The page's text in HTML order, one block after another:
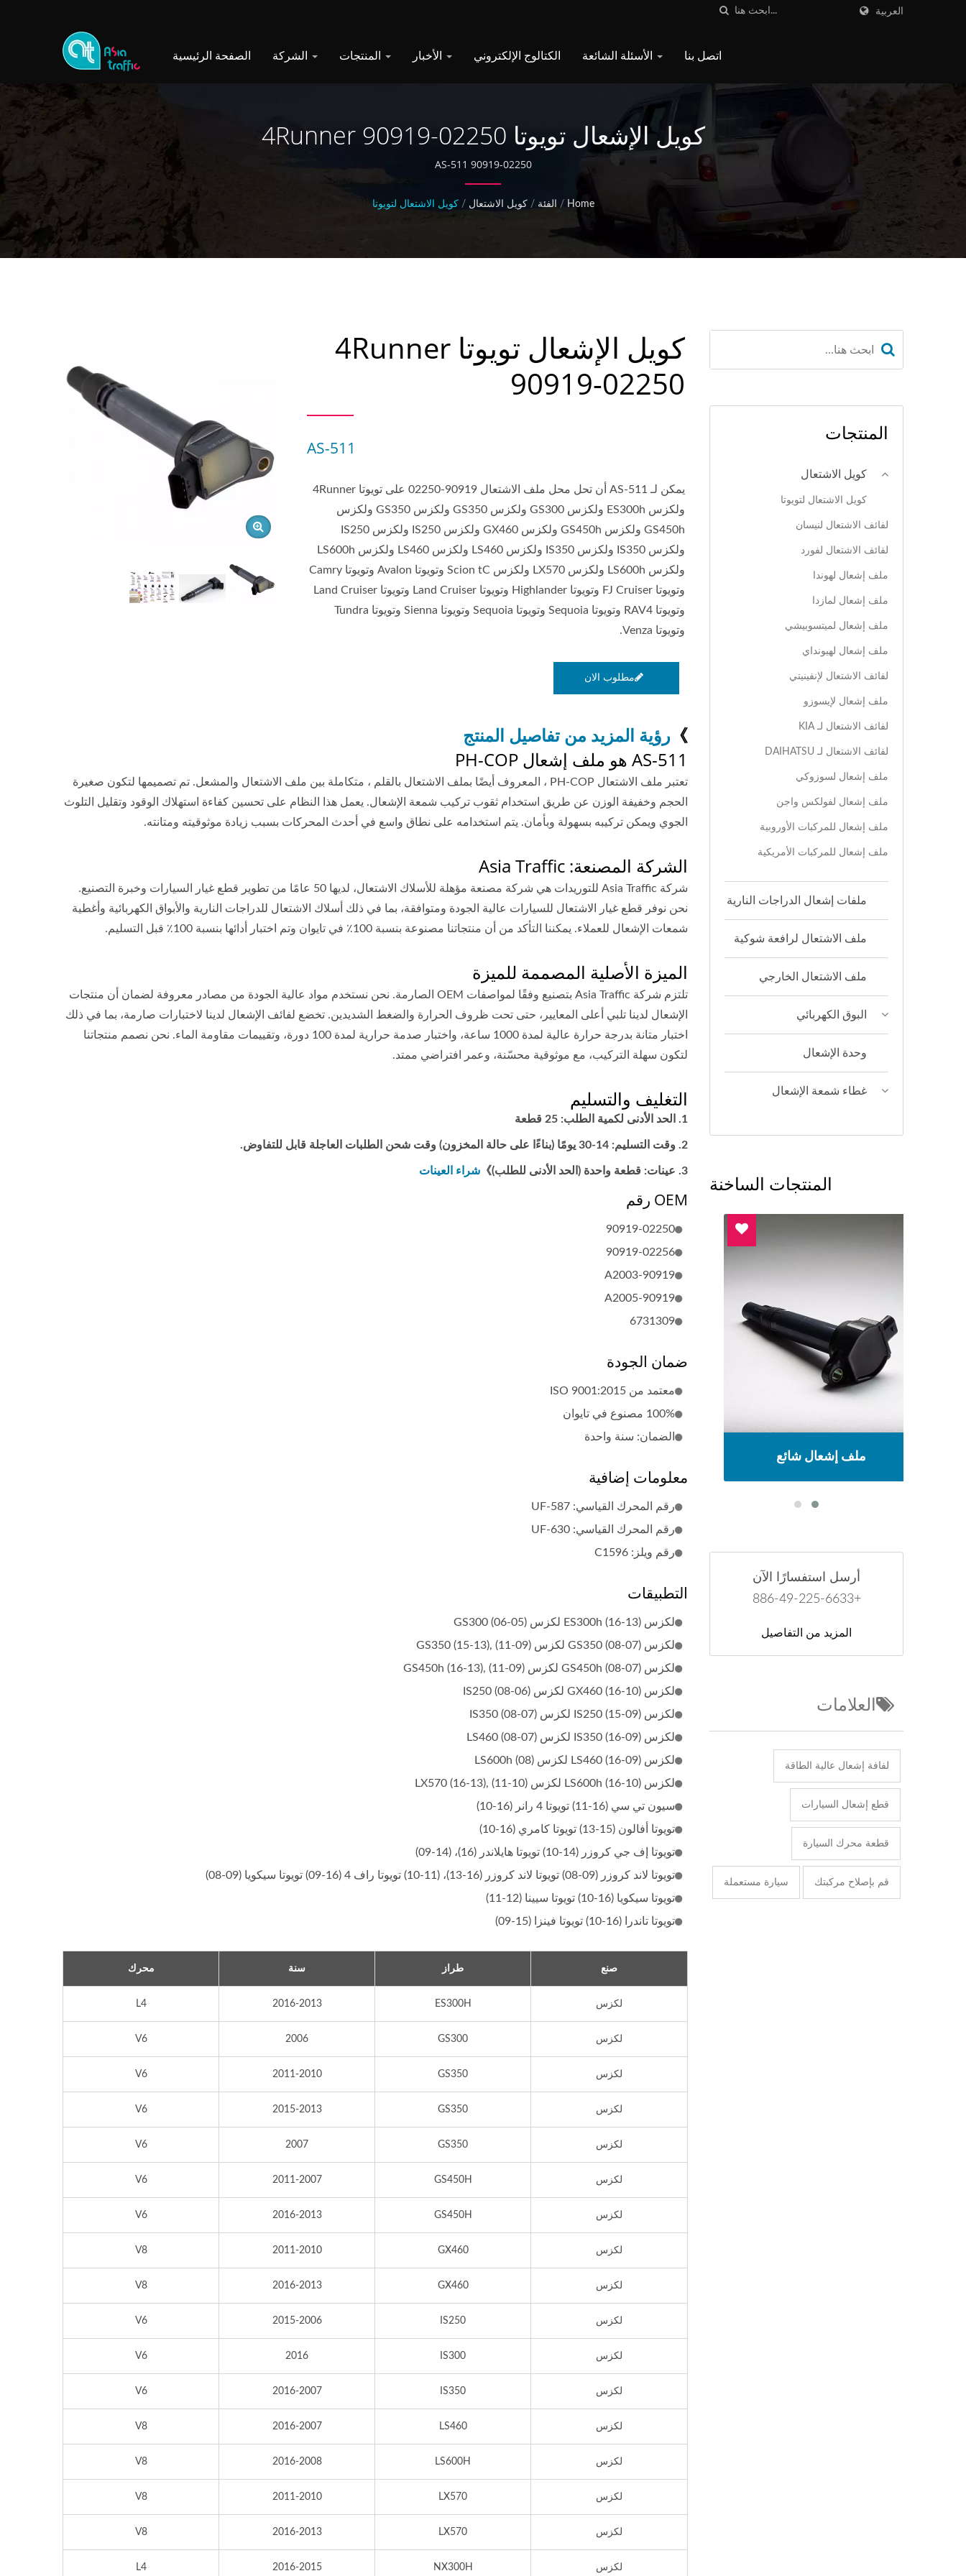
العربية
الصفحة الرئيسية الكتالوج الإلكتروني اتصل بنا
كويل الإشعال تويوتا 4Runner 90919-02250
90919-02250 AS-511
Home
/ الفئة / كويل الاشتعال / كويل الاشتعال لتويوتا
كويل الإشعال تويوتا 4Runner
90919-02250
AS-511
يمكن لـ AS-511 أن تحل محل ملف الاشتعال 90919-02250 على تويوتا 4Runner
ولكزس ES300h ولكزس GS300 ولكزس GS350 ولكزس GS350 ولكزس
GS450h ولكزس GS450h ولكزس GX460 ولكزس IS250 ولكزس IS250
ولكزس IS350 ولكزس IS350 ولكزس LS460 ولكزس LS460 ولكزس LS600h
ولكزس LS600h ولكزس LX570 ولكزس Scion tC وتويوتا Avalon وتويوتا Camry
وتويوتا FJ Cruiser وتويوتا Highlander وتويوتا Land Cruiser وتويوتا Land Cruiser
وتويوتا RAV4 وتويوتا Sequoia وتويوتا Sequoia وتويوتا Sienna وتويوتا Tundra
وتويوتا Venza.
مطلوب الان
》 رؤية المزيد من تفاصيل المنتج
AS-511 هو ملف إشعال PH-COP
تعتبر ملف الاشتعال PH-COP ، المعروف أيضًا بملف الاشتعال بالقلم ، متكاملة بين ملف الاشتعال والمشعل. تم تصميمها لتكون صغيرة
الحجم وخفيفة الوزن عن طريق استخدام ثقوب تركيب شمعة الإشعال. يعمل هذا النظام على تحسين كفاءة استهلاك الوقود وتقليل التلوث
الجوي ويمكن تركيبه بسهولة وبأمان. يتم استخدامه على نطاق واسع في أحدث المحركات بسبب زيادة موثوقيته ومتانته.
الشركة المصنعة: Asia Traffic
شركة Asia Traffic للتوريدات هي شركة مصنعة مؤهلة للأسلاك الاشتعال، لديها 50 عامًا من تطوير قطع غيار السيارات وخبرة التصنيع.
نحن نوفر قطع غيار الاشتعال للسيارات عالية الجودة ومتوافقة، بما في ذلك أسلاك الاشتعال للدراجات النارية والأبواق الكهربائية وأغطية
شمعات الإشعال للعملاء. يمكننا التأكد من أن منتجاتنا مصنوعة بنسبة 100٪ في تايوان وتم اختبار أدائها بنسبة 100٪ قبل التسليم.
الميزة الأصلية المصممة للميزة
تلتزم شركة Asia Traffic بتصنيع وفقًا لمواصفات OEM الصارمة. نحن نستخدم مواد عالية الجودة من مصادر معروفة لضمان أن منتجات
الإشعال لدينا تلبي أعلى المعايير، حتى تحت ظروف الحرارة والضغط الشديدين. تخضع لفائف الإشعال لدينا لاختبارات صارمة، بما في ذلك
اختبار متانة بدرجة حرارة عالية لمدة 1000 ساعة، واختبار صدمة حرارية لمدة 100 دورة، وتقييمات مقاومة الماء. نحن نصمم منتجاتنا
لتكون سهلة التركيب، مع موثوقية محسّنة، وعمر افتراضي ممتد.
التغليف والتسليم
الحد الأدنى لكمية الطلب: 25 قطعة
وقت التسليم: 14-30 يومًا (بناءًا على حالة المخزون) وقت شحن الطلبات العاجلة قابل للتفاوض.
عينات: قطعة واحدة (الحد الأدنى للطلب)》 شراء العينات
OEM رقم
90919-02250
90919-02256
90919-A2003
90919-A2005
6731309
ضمان الجودة
معتمد من ISO 9001:2015
100% مصنوع في تايوان
الضمان: سنة واحدة
معلومات إضافية
رقم المحرك القياسي: UF-587
رقم المحرك القياسي: UF-630
رقم ويلز: C1596
التطبيقات
لكزس ES300h (16-13) لكزس GS300 (06-05)
لكزس GS350 (08-07) لكزس GS350 (15-13), (11-09)
لكزس GS450h (08-07) لكزس GS450h (16-13), (11-09)
لكزس GX460 (16-10) لكزس IS250 (08-06)
لكزس IS250 (15-09) لكزس IS350 (08-07)
لكزس IS350 (16-09) لكزس LS460 (08-07)
لكزس LS460 (16-09) لكزس LS600h (08)
لكزس LS600h (16-10) لكزس LX570 (16-13), (11-10)
سيون تي سي (16-11) تويوتا 4 رانر (16-10)
تويوتا أفالون (15-13) تويوتا كامري (16-10)
تويوتا إف جي كروزر (14-10) تويوتا هايلاندر (16)، (14-09)
تويوتا لاند كروزر (09-08) تويوتا لاند كروزر (16-13)، (11-10) تويوتا راف 4 (16-09) تويوتا سيكويا (09-08)
تويوتا سيكويا (16-10) تويوتا سيينا (12-11)
تويوتا تاندرا (16-10) تويوتا فينزا (15-09)
صنع طراز سنة محرك
لكزس ES300H
2016-2013
L4
لكزس GS300
2006
V6
لكزس GS350
2011-2010
V6
لكزس GS350
2015-2013
V6
لكزس GS350
2007
V6
لكزس GS450H
2011-2007
V6
لكزس GS450H
2016-2013
V6
لكزس GX460
2011-2010
V8
لكزس GX460
2016-2013
V8
لكزس IS250
2015-2006
V6
لكزس IS300
2016
V6
لكزس IS350
2016-2007
V6
لكزس LS460
2016-2007
V8
لكزس LS600H
2016-2008
V8
لكزس LX570
2011-2010
V8
لكزس LX570
2016-2013
V8
لكزس NX300H
2016-2015
L4
المنتجات
كويل الاشتعال
كويل الاشتعال لتويوتا
لفائف الاشتعال لنيسان
لفائف الاشتعال لفورد
ملف إشعال لهوندا
ملف إشعال لمازدا
ملف إشعال لميتسوبيشي
ملف إشعال لهيونداي
لفائف الاشتعال لإنفينيتي
ملف إشعال لإيسوزو
لفائف الاشتعال لـ KIA
لفائف الاشتعال لـ DAIHATSU
ملف إشعال لسوزوكي
ملف إشعال لفولكس واجن
ملف إشعال للمركبات الأوروبية
ملف إشعال للمركبات الأمريكية
ملفات إشعال الدراجات النارية
ملف الاشتعال لرافعة شوكية
ملف الاشتعال الخارجي
البوق الكهربائي
وحدة الإشعال
غطاء شمعة الإشعال
المنتجات الساخنة
ملف إشعال شائع
أرسل استفسارًا الآن
+886-49-225-6633
المزيد من التفاصيل
العلامات
لفافة إشعال عالية الطاقة
قطع إشعال السيارات
قطعة محرك السيارة
قم بإصلاح مركبتك سيارة مستعملة